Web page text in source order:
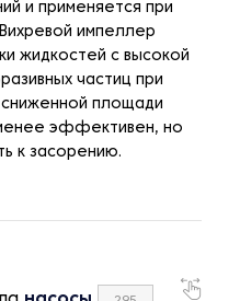
и применяется при
импеллер
жидкостей с высокой
частиц при
сниженной площади
эффективен, но
к засорению.